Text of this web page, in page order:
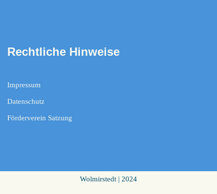
Rechtliche Hinweise
Impressum
Datenschutz
Förderverein Satzung
Wolmirstedt | 2024